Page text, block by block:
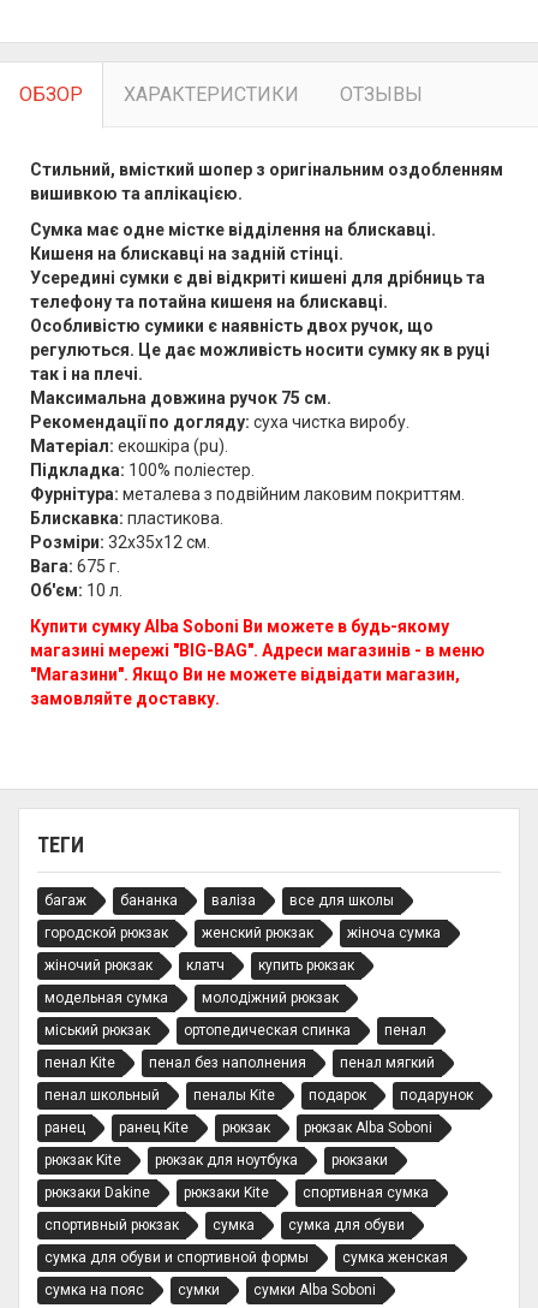
ТЕГИ
багаж бананка валіза
все для школы
городской рюкзак
женский рюкзак
жіноча сумка
жіночий рюкзак
клатч
купить рюкзак
модельная сумка
молодіжний рюкзак
міський рюкзак
ортопедическая спинка
пенал
пенал Kite
пенал без наполнения
пенал мягкий
пенал школьный
пеналы Kite подарок
подарунок
ранец
ранец Kite рюкзак
рюкзак Alba Soboni
рюкзак Kite
рюкзак для ноутбука
рюкзаки
рюкзаки Dakine
рюкзаки Kite
спортивная сумка
спортивный рюкзак
сумка
сумка для обуви
сумка для обуви и спортивной формы
сумка женская
сумка на пояс
сумки
сумки Alba Soboni
ОБЗОР ХАРАКТЕРИСТИКИ ОТЗЫВЫ
Стильний, вмісткий шопер з оригінальним оздобленням
вишивкою та аплікацією.
Сумка має одне містке відділення на блискавці.
Кишеня на блискавці на задній стінці.
Усередині сумки є дві відкриті кишені для дрібниць та
телефону та потайна кишеня на блискавці.
Особливістю сумики є наявність двох ручок, що
регулються. Це дає можливість носити сумку як в руці
так і на плечі.
Максимальна довжина ручок 75 см.
Рекомендації по догляду: суха чистка виробу.
Матеріал: екошкіра (pu).
Підкладка: 100% поліестер.
Фурнітура: металева з подвійним лаковим покриттям.
Блискавка: пластикова.
Розміри: 32х35х12 см.
Вага: 675 г.
Об'єм: 10 л.
Купити сумку Alba Soboni Ви можете в будь-якому
магазині мережі "BIG-BAG". Адреси магазинів - в меню
"Магазини". Якщо Ви не можете відвідати магазин,
замовляйте доставку.